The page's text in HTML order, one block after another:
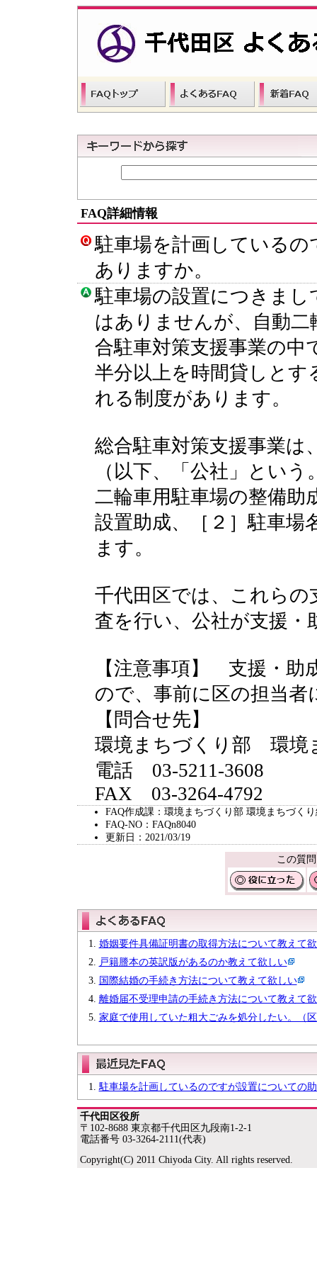
FAQ詳細情報
駐車場を計画している
ありますか。
駐車場の設置につきま
はありませんが、自動
合駐車対策支援事業の中
半分以上を時間貸しとす
れる制度があります。
総合駐車対策支援事業は
（以下、「公社」とい
二輪車用駐車場の整備助
設置助成、［２］駐車場
ます。
千代田区では、これらの
査を行い、公社が支援・
【注意事項】 支援・助
ので、事前に区の担当
【問合せ先】
環境まちづくり部 環境
電話 03-5211-3608
FAX 03-3264-4792
FAQ作成課：環境まちづくり部 環境まちづく
FAQ-NO：FAQn8040
更新日：2021/03/19
この質
婚姻要件具備証明書の取得方法について教えて
戸籍謄本の英訳版があるのか教えて欲しい
国際結婚の手続き方法について教えて欲しい
離婚届不受理申請の手続き方法について教えて
家庭で使用していた粗大ごみを処分したい。（
駐車場を計画しているのですが設置についての
千代田区役所
〒102-8688 東京都千代田区九段南1-2-1
電話番号 03-3264-2111(代表)
Copyright(C) 2011 Chiyoda City. All rights reserved.